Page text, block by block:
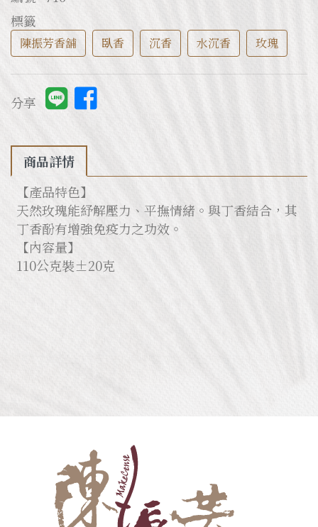
標籤
陳振芳香舖 臥香 沉香 水沉香 玫瑰
分享
商品詳情
【產品特色】
天然玫瑰能紓解壓力、平撫情緒。與丁香結合，其
丁香酚有增強免疫力之功效。
【內容量】
110公克裝±20克